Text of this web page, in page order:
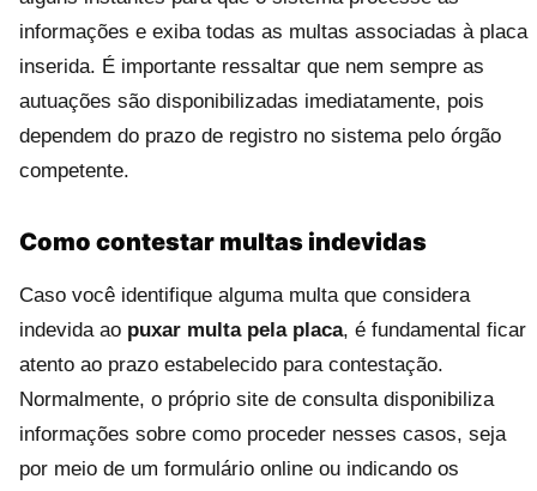
informações e exiba todas as multas associadas à placa
inserida. É importante ressaltar que nem sempre as
autuações são disponibilizadas imediatamente, pois
dependem do prazo de registro no sistema pelo órgão
competente.
Como contestar multas indevidas
Caso você identifique alguma multa que considera
indevida ao puxar multa pela placa, é fundamental ficar
atento ao prazo estabelecido para contestação.
Normalmente, o próprio site de consulta disponibiliza
informações sobre como proceder nesses casos, seja
por meio de um formulário online ou indicando os